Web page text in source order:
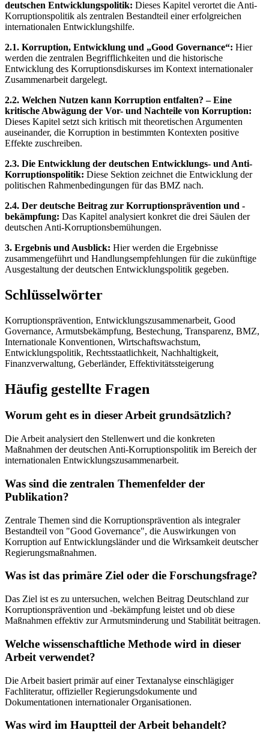
deutschen Entwicklungspolitik: Dieses Kapitel verortet die Anti-
Korruptionspolitik als zentralen Bestandteil einer erfolgreichen
internationalen Entwicklungshilfe.
2.1. Korruption, Entwicklung und „Good Governance“: Hier
werden die zentralen Begrifflichkeiten und die historische
Entwicklung des Korruptionsdiskurses im Kontext internationaler
Zusammenarbeit dargelegt.
2.2. Welchen Nutzen kann Korruption entfalten? – Eine
kritische Abwägung der Vor- und Nachteile von Korruption:
Dieses Kapitel setzt sich kritisch mit theoretischen Argumenten
auseinander, die Korruption in bestimmten Kontexten positive
Effekte zuschreiben.
2.3. Die Entwicklung der deutschen Entwicklungs- und Anti-
Korruptionspolitik: Diese Sektion zeichnet die Entwicklung der
politischen Rahmenbedingungen für das BMZ nach.
2.4. Der deutsche Beitrag zur Korruptionsprävention und -
bekämpfung: Das Kapitel analysiert konkret die drei Säulen der
deutschen Anti-Korruptionsbemühungen.
3. Ergebnis und Ausblick: Hier werden die Ergebnisse
zusammengeführt und Handlungsempfehlungen für die zukünftige
Ausgestaltung der deutschen Entwicklungspolitik gegeben.
Schlüsselwörter
Korruptionsprävention, Entwicklungszusammenarbeit, Good
Governance, Armutsbekämpfung, Bestechung, Transparenz, BMZ,
Internationale Konventionen, Wirtschaftswachstum,
Entwicklungspolitik, Rechtsstaatlichkeit, Nachhaltigkeit,
Finanzverwaltung, Geberländer, Effektivitätssteigerung
Häufig gestellte Fragen
Worum geht es in dieser Arbeit grundsätzlich?
Die Arbeit analysiert den Stellenwert und die konkreten
Maßnahmen der deutschen Anti-Korruptionspolitik im Bereich der
internationalen Entwicklungszusammenarbeit.
Was sind die zentralen Themenfelder der
Publikation?
Zentrale Themen sind die Korruptionsprävention als integraler
Bestandteil von "Good Governance", die Auswirkungen von
Korruption auf Entwicklungsländer und die Wirksamkeit deutscher
Regierungsmaßnahmen.
Was ist das primäre Ziel oder die Forschungsfrage?
Das Ziel ist es zu untersuchen, welchen Beitrag Deutschland zur
Korruptionsprävention und -bekämpfung leistet und ob diese
Maßnahmen effektiv zur Armutsminderung und Stabilität beitragen.
Welche wissenschaftliche Methode wird in dieser
Arbeit verwendet?
Die Arbeit basiert primär auf einer Textanalyse einschlägiger
Fachliteratur, offizieller Regierungsdokumente und
Dokumentationen internationaler Organisationen.
Was wird im Hauptteil der Arbeit behandelt?